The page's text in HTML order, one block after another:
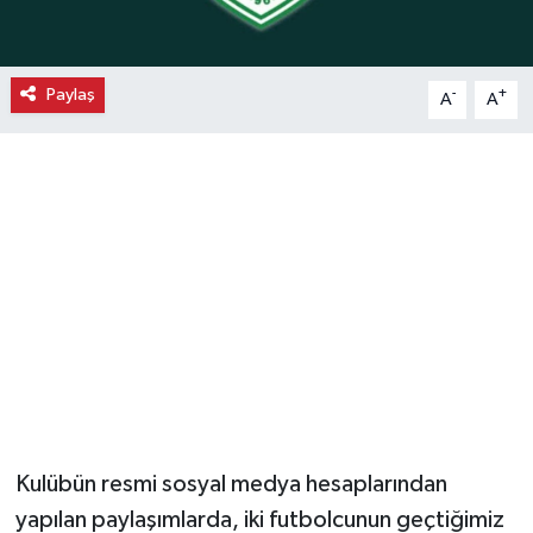
Paylaş A- A+
Kulübün resmi sosyal medya hesaplarından
yapılan paylaşımlarda, iki futbolcunun geçtiğimiz
İlçe Haberleri
Siyaset